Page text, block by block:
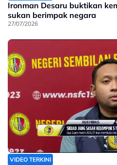
Ironman Desaru buktikan
sukan berimpak negara
27/07/2026
VIDEO TERKINI